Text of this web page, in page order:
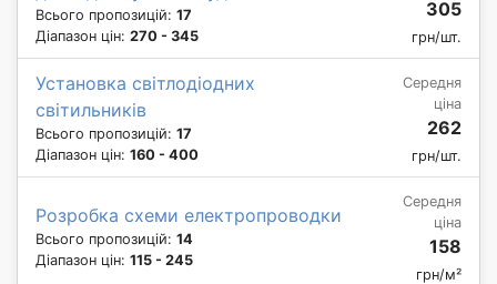
Всього пропозицій: 17
Діапазон цін: 270 - 345
305
грн/шт.
Установка світлодіодних
світильників
Всього пропозицій: 17
Діапазон цін: 160 - 400
Середня
ціна
262
грн/шт.
Розробка схеми електропроводки
Всього пропозицій: 14
Діапазон цін: 115 - 245
Середня
ціна
158
грн/м²